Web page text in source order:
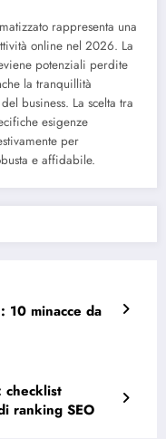
rappresenta una
online nel 2026. La
potenziali perdite
la tranquillità
business. La scelta tra
esigenze
per
e affidabile.
10 minacce da
checklist
ranking SEO